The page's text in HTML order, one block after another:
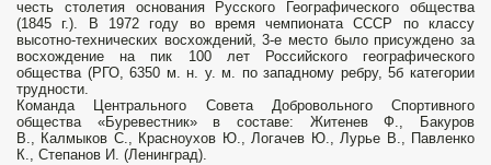
честь столетия основания Русского Географического общества
(1845 г.). В 1972 году во время чемпионата СССР по классу
высотно-технических восхождений, 3-е место было присуждено за
восхождение на пик 100 лет Российского географического
общества (РГО, 6350 м. н. у. м. по западному ребру, 5б категории
трудности.
Команда Центрального Совета Добровольного Спортивного
общества «Буревестник» в составе: Житенев Ф., Бакуров
В., Калмыков С., Красноухов Ю., Логачев Ю., Лурье В., Павленко
К., Степанов И. (Ленинград).